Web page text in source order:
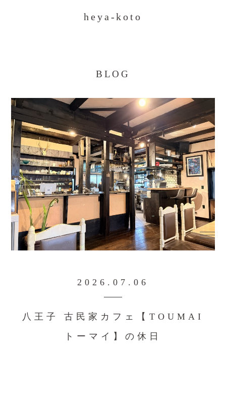
heya-koto
BLOG
2026.07.06
八王子 古民家カフェ【TOUMAI
トーマイ】の休日